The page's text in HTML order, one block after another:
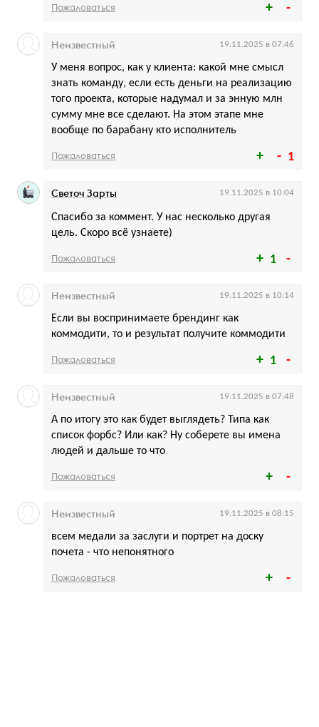
Пожаловаться
1
У меня вопрос, как у клиента: какой мне смысл
знать команду, если есть деньги на реализацию
того проекта, которые надумал и за энную млн
сумму мне все сделают. На этом этапе мне
вообще по барабану кто исполнитель
Неизвестный 19.11.2025 в 07:46
Пожаловаться
1
Спасибо за коммент. У нас несколько другая
цель. Скоро всё узнаете)
Светоч Зарты 19.11.2025 в 10:04
Пожаловаться
1
Если вы воспринимаете брендинг как
коммодити, то и результат получите коммодити
Неизвестный 19.11.2025 в 10:14
Пожаловаться
А по итогу это как будет выглядеть? Типа как
список форбс? Или как? Ну соберете вы имена
людей и дальше то что
Неизвестный 19.11.2025 в 07:48
Пожаловаться
всем медали за заслуги и портрет на доску
почета - что непонятного
Неизвестный 19.11.2025 в 08:15
Пожаловаться